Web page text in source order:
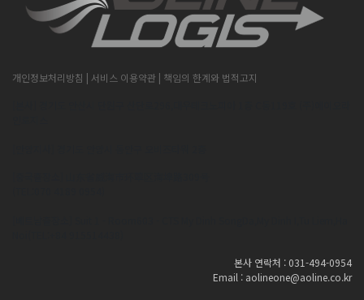
개인정보처리방침 | 서비스 이용약관 | 책임의 한계와 법적고지
본사 연락처 : 031-494-0954
Email : aolineone@aoline.co.kr